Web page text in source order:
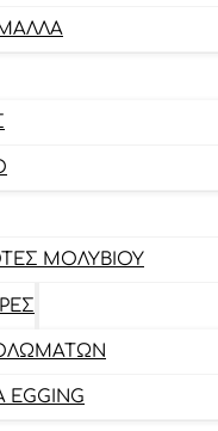
ΜΟΛΥΒΙΟΎ
EGGING